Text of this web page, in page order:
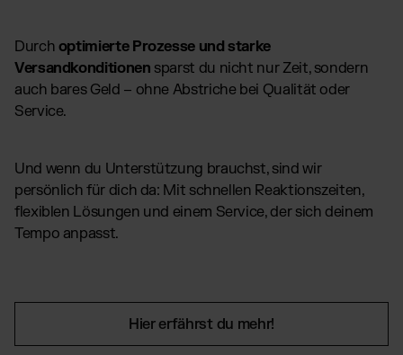
Durch optimierte Prozesse und starke
Versandkonditionen sparst du nicht nur Zeit, sondern
auch bares Geld – ohne Abstriche bei Qualität oder
Service.
Und wenn du Unterstützung brauchst, sind wir
persönlich für dich da: Mit schnellen Reaktionszeiten,
flexiblen Lösungen und einem Service, der sich deinem
Tempo anpasst.
Hier erfährst du mehr!